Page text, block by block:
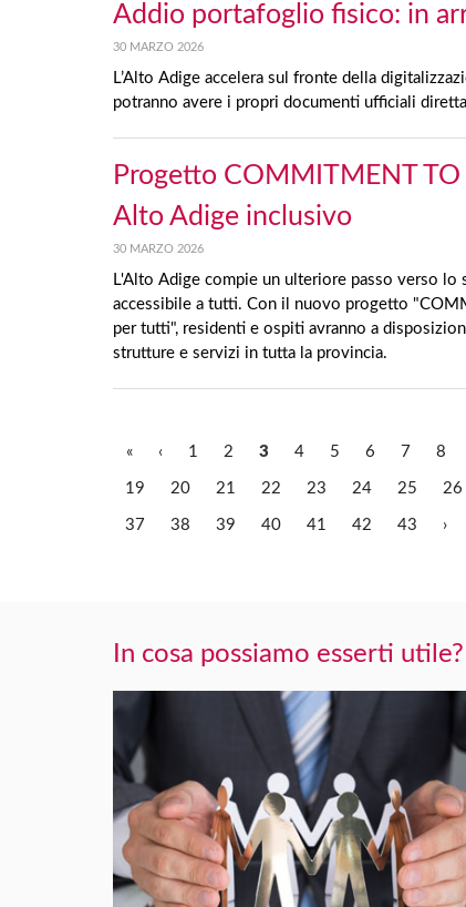
Addio portafoglio fisico: in
30 MARZO 2026
L’Alto Adige accelera sul fronte della
potranno avere i propri documenti ufficiali
Progetto COMMITMENT TO
Alto Adige inclusivo
30 MARZO 2026
L'Alto Adige compie un ulteriore passo verso
accessibile a tutti. Con il nuovo progetto
per tutti", residenti e ospiti avranno a
strutture e servizi in tutta la provincia.
« ‹ 1 2 3 4 5 6 7 8
19 20 21 22 23 24 25 26
37 38 39 40 41 42 43 ›
In cosa possiamo esserti utile?